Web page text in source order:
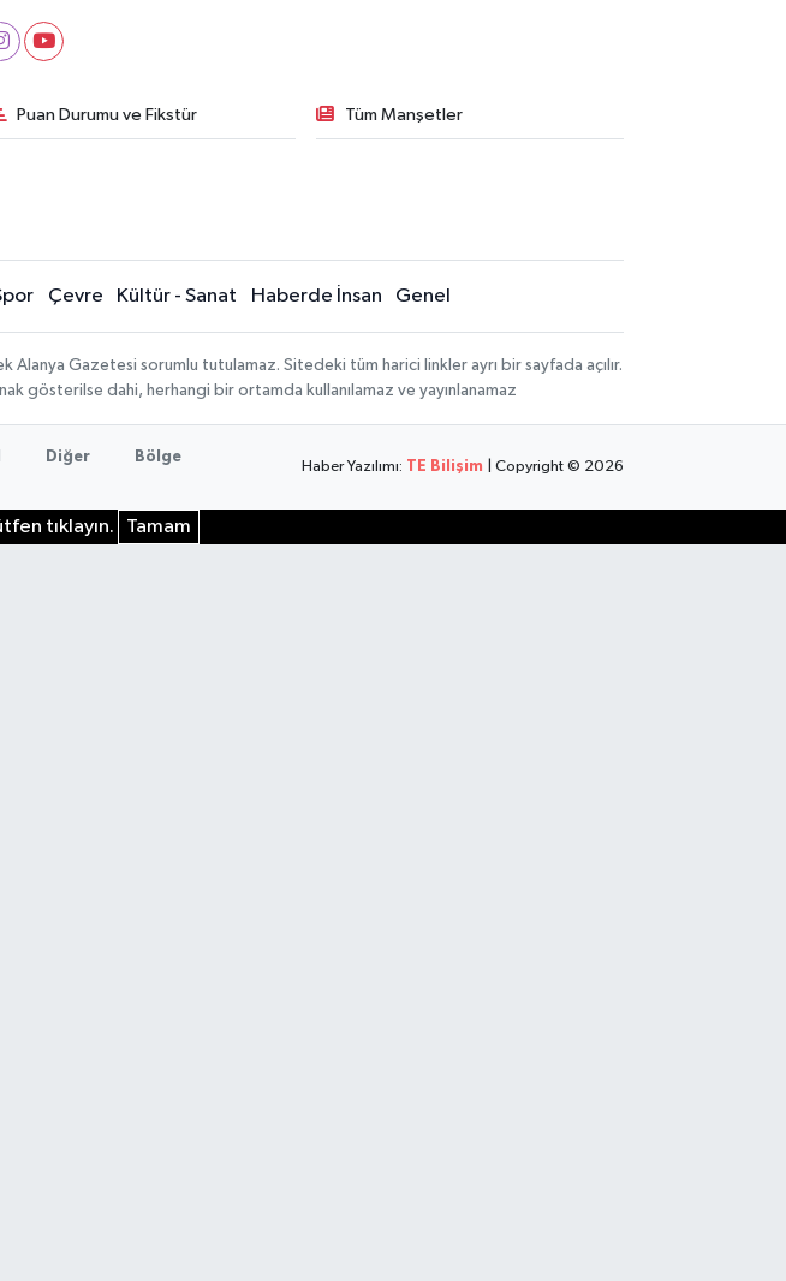
Puan Durumu ve Fikstür Tüm Manşetler
Çevre Kültür - Sanat Haberde İnsan Genel
Alanya Gazetesi sorumlu tutulamaz. Sitedeki tüm harici linkler ayrı bir sayfada açılır.
gösterilse dahi, herhangi bir ortamda kullanılamaz ve yayınlanamaz
Diğer Bölge
Haber Yazılımı: TE Bilişim | Copyright © 2026
tıklayın. Tamam